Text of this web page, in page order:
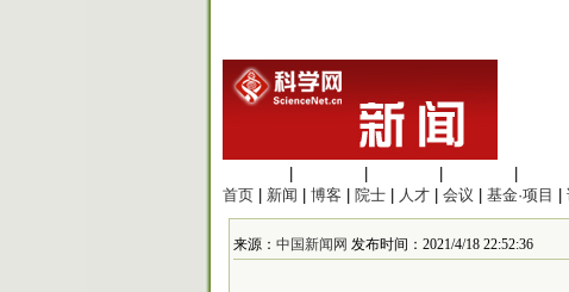
首页
新闻 博客 院士 人才 会议 基金·项目
来源： 中国新闻网 发布时间：2021/4/18 22:52:36